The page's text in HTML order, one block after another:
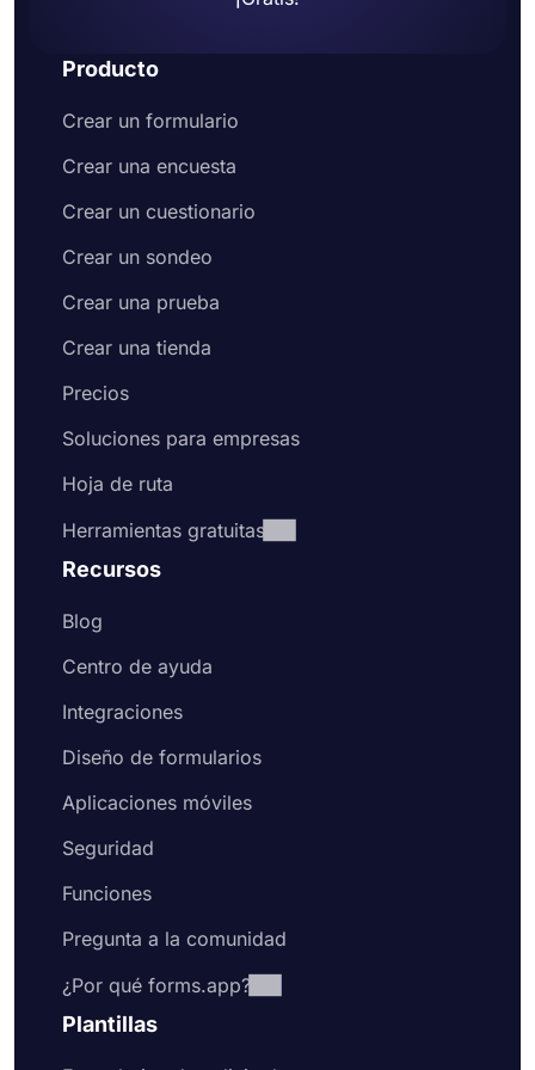
Producto
Crear un formulario
Crear una encuesta
Crear un cuestionario
Crear un sondeo
Crear una prueba
Crear una tienda
Precios
Soluciones para empresas
Hoja de ruta
Herramientas gratuitas
Recursos
Blog
Centro de ayuda
Integraciones
Diseño de formularios
Aplicaciones móviles
Seguridad
Funciones
Pregunta a la comunidad
¿Por qué forms.app?
Plantillas